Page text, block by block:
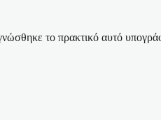
το πρακτικό αυτό